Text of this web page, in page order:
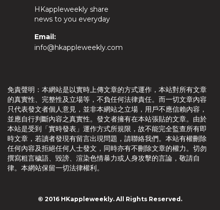
HKappleweekly share
news to you everyday
Email:
info@hkappleweekly.com
免責聲明：本網站是以實時上傳文章的方式運作，本站對所有文章
的真實性、完整性及立場等，不負任何法律責任。而一切文章內容
只代表發文者個人意見，並非本網站之立場，用戶不應信賴內容，
並應自行判斷內容之真實性。發文者擁有在本站張貼的文章。由於
本站是受到「實時發表」運作方式所規限，故不能完全監查所有即
時文章，若讀者發現有留言出現問題，請聯絡我們。本站有權刪除
任何內容及拒絕任何人士發文，同時亦有不刪除文章的權力。切勿
撰寫粗言穢語、毀謗、渲染色情暴力或人身攻擊的言論，敬請自
律。本網站保留一切法律權利。
© 2016 HKappleweekly. All Rights Reserved.